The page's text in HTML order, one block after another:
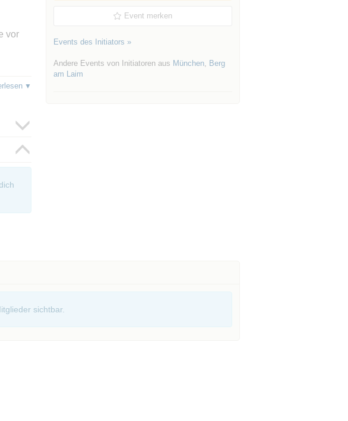
vor
Event merken
Events des Initiators »
Andere Events von Initiatoren aus München, Berg
am Laim
sichtbar.